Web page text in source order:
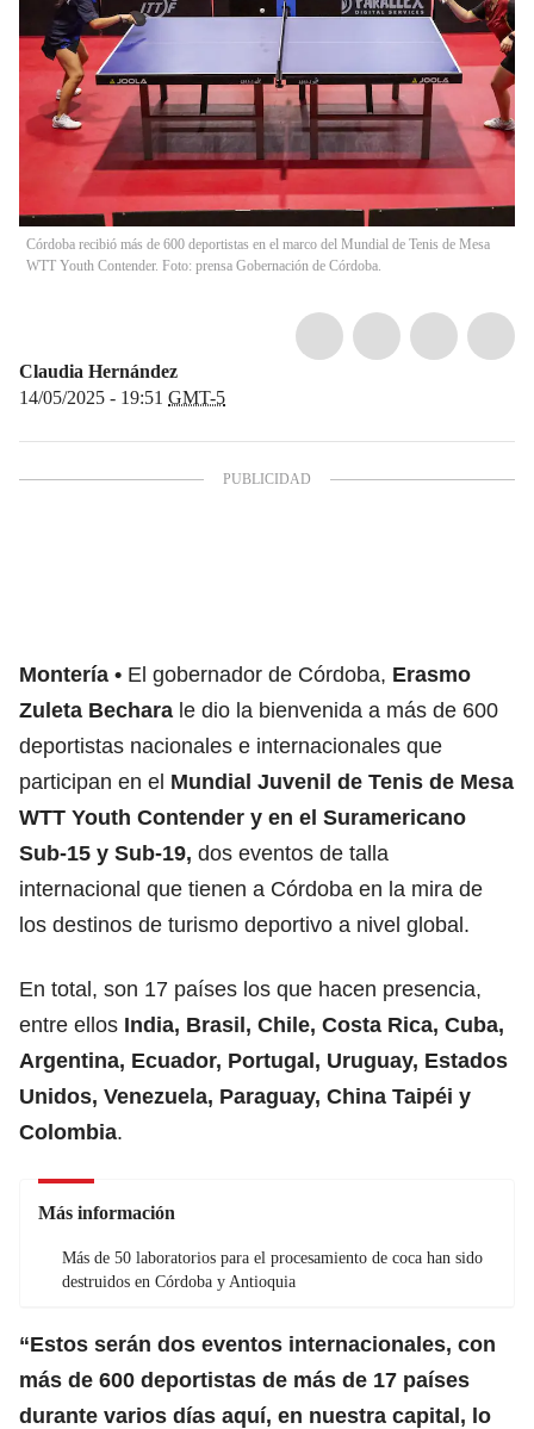
Córdoba recibió más de 600 deportistas en el marco del Mundial de Tenis de Mesa
WTT Youth Contender. Foto: prensa Gobernación de Córdoba.
Claudia Hernández
14/05/2025 - 19:51 GMT-5
Montería El gobernador de Córdoba, Erasmo
Zuleta Bechara le dio la bienvenida a más de 600
deportistas nacionales e internacionales que
participan en el Mundial Juvenil de Tenis de Mesa
WTT Youth Contender y en el Suramericano
Sub-15 y Sub-19, dos eventos de talla
internacional que tienen a Córdoba en la mira de
los destinos de turismo deportivo a nivel global.
En total, son 17 países los que hacen presencia,
entre ellos India, Brasil, Chile, Costa Rica, Cuba,
Argentina, Ecuador, Portugal, Uruguay, Estados
Unidos, Venezuela, Paraguay, China Taipéi y
Colombia.
Más información
Más de 50 laboratorios para el procesamiento de coca han sido
destruidos en Córdoba y Antioquia
“Estos serán dos eventos internacionales, con
más de 600 deportistas de más de 17 países
durante varios días aquí, en nuestra capital, lo